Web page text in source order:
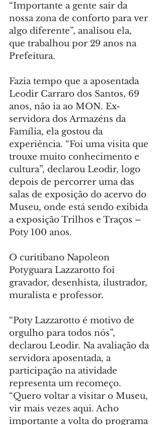
“Importante a gente sair da
nossa zona de conforto para ver
algo diferente”, analisou ela,
que trabalhou por 29 anos na
Prefeitura.
Fazia tempo que a aposentada
Leodir Carraro dos Santos, 69
anos, não ia ao MON. Ex-
servidora dos Armazéns da
Família, ela gostou da
experiência. “Foi uma visita que
trouxe muito conhecimento e
cultura”, declarou Leodir, logo
depois de percorrer uma das
salas de exposição do acervo do
Museu, onde está sendo exibida
a exposição Trilhos e Traços –
Poty 100 anos.
O curitibano Napoleon
Potyguara Lazzarotto foi
gravador, desenhista, ilustrador,
muralista e professor.
“Poty Lazzarotto é motivo de
orgulho para todos nós”,
declarou Leodir. Na avaliação da
servidora aposentada, a
participação na atividade
representa um recomeço.
“Quero voltar a visitar o Museu,
vir mais vezes aqui. Acho
importante a volta do programa